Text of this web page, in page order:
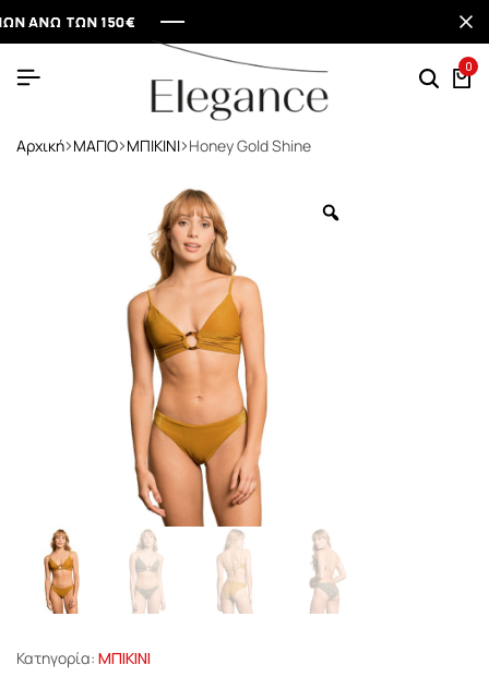
ΤΩΝ 150€
ΤΩΝ 150€
ΤΩΝ 150€
ΤΩΝ 150€
0
Αρχική ΜΑΓΙΟ ΜΠΙΚΙΝΙ Honey Gold Shine
Κατηγορία: ΜΠΙΚΙΝΙ